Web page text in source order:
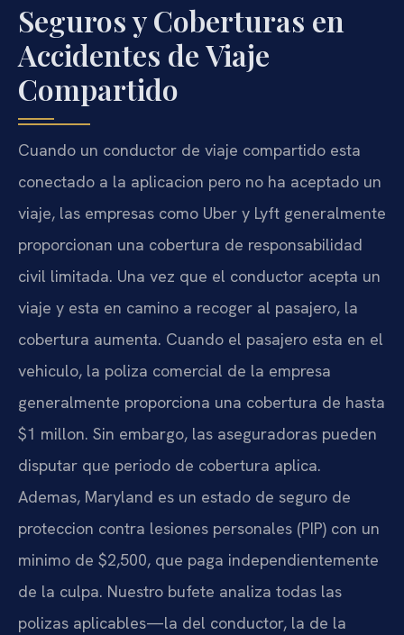
Seguros y Coberturas en
Accidentes de Viaje
Compartido
Cuando un conductor de viaje compartido esta
conectado a la aplicacion pero no ha aceptado un
viaje, las empresas como Uber y Lyft generalmente
proporcionan una cobertura de responsabilidad
civil limitada. Una vez que el conductor acepta un
viaje y esta en camino a recoger al pasajero, la
cobertura aumenta. Cuando el pasajero esta en el
vehiculo, la poliza comercial de la empresa
generalmente proporciona una cobertura de hasta
$1 millon. Sin embargo, las aseguradoras pueden
disputar que periodo de cobertura aplica.
Ademas, Maryland es un estado de seguro de
proteccion contra lesiones personales (PIP) con un
minimo de $2,500, que paga independientemente
de la culpa. Nuestro bufete analiza todas las
polizas aplicables—la del conductor, la de la